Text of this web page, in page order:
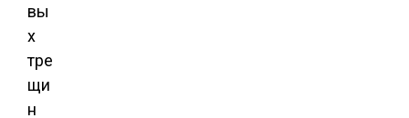
вы
х
тре
щи
н